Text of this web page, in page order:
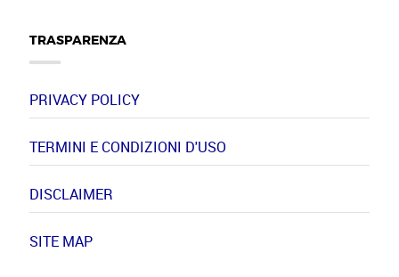
TRASPARENZA
PRIVACY POLICY
TERMINI E CONDIZIONI D'USO
DISCLAIMER
SITE MAP